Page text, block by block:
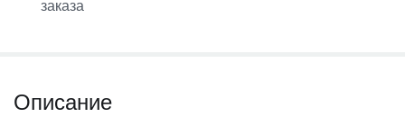
заказа
Описание